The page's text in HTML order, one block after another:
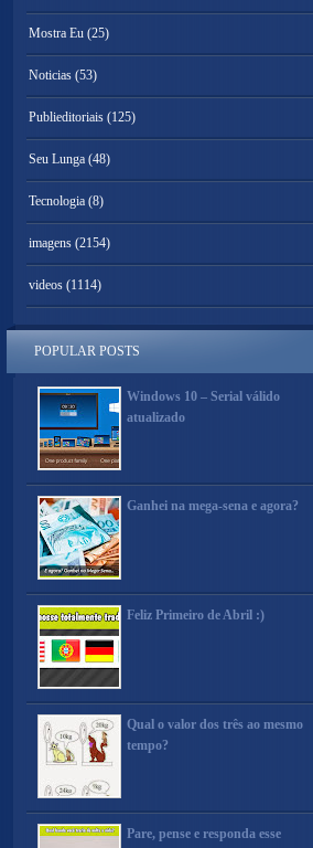
Mostra Eu (25)
Noticias (53)
Publieditoriais (125)
Seu Lunga (48)
Tecnologia (8)
imagens (2154)
videos (1114)
POPULAR POSTS
Windows 10 – Serial válido
atualizado
Ganhei na mega-sena e agora?
Feliz Primeiro de Abril :)
Qual o valor dos três ao mesmo
tempo?
Pare, pense e responda esse